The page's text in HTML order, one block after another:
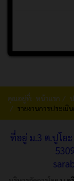
คุณอยู่ที่: หน้าแรก
รายงานการประเ
ที่อยู่ ม.3 ต.ปูโย